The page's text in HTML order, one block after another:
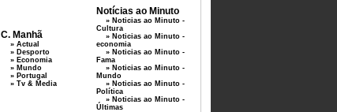
C. Manhã
» Actual
» Desporto
» Economia
» Mundo
» Portugal
» Tv & Media
Notícias ao Minuto
» Noticias ao Minuto -
Cultura
» Noticias ao Minuto -
economia
» Noticias ao Minuto -
Fama
» Noticias ao Minuto -
Mundo
» Noticias ao Minuto -
Política
» Noticias ao Minuto -
Últimas